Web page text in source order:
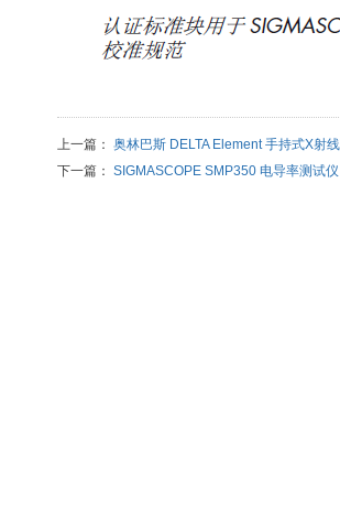
上一篇： 奥林巴斯 DELTA Element 手持式X射
下一篇： SIGMASCOPE SMP350 电导率测试仪